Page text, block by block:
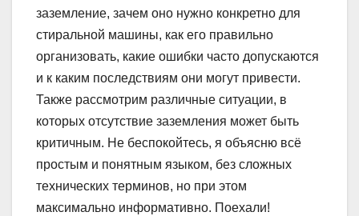
заземление, зачем оно нужно конкретно для
стиральной машины, как его правильно
организовать, какие ошибки часто допускаются
и к каким последствиям они могут привести.
Также рассмотрим различные ситуации, в
которых отсутствие заземления может быть
критичным. Не беспокойтесь, я объясню всё
простым и понятным языком, без сложных
технических терминов, но при этом
максимально информативно. Поехали!